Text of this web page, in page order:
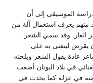
الموسيقى إلى أن
منهم يعرف استعمال آلة من
العار. وقد سمي الشعر
يقرض ليتغنى به على
عادة يقول الشعر ويلحنه
في بلاد اليونان أصعب
في عزلة كما يحدث في